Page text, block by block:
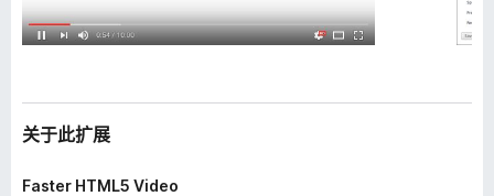
关于此扩展
Faster HTML5 Video